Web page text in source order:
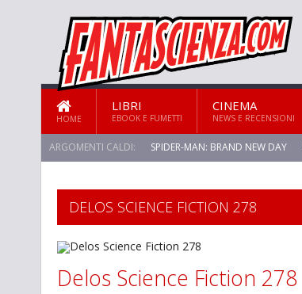
HOME
LIBRI
EBOOK E FUMETTI
CINEMA
NEWS E RECENSIONI
ARGOMENTI CALDI: SPIDER-MAN: BRAND NEW DAY
DELOS SCIENCE FICTION 278
Delos Science Fiction 278